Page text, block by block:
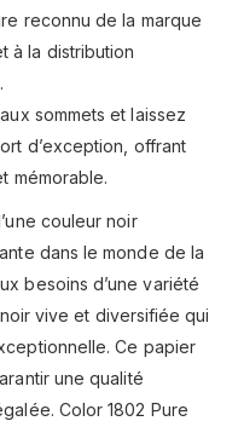
reconnu de la marque
à la distribution
.
sommets et laissez
d’exception, offrant
mémorable.
couleur noir
dans le monde de la
besoins d’une variété
vive et diversifiée qui
Ce papier
une qualité
Color 1802 Pure